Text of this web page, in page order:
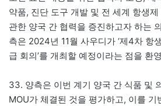
약품, 진단 도구 개발 및 전 세계 항생
관한 양국 간 협력을 증진하고자 하는
측은 2024년 11월 사우디가 ‘제4차 항
급 회의’를 개최할 예정이라는 점을 환
33. 양측은 이번 계기 양국 간 식품 및
MOU가 체결된 것을 평가하고, 이를 기